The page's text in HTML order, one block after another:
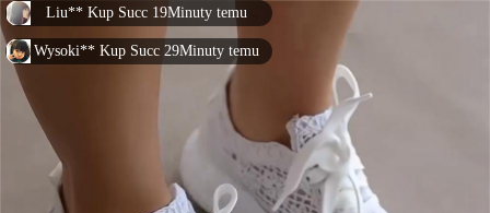
Liu** Kup Succ 19Minuty temu
Wysoki** Kup Succ 29Minuty temu
Zupa** Kup Succ 7Minuty temu
otwarty** Kup Succ 22Minuty temu
otwarty** Kup Succ 0Minuty temu
Cen** Kup Succ 3Minuty temu